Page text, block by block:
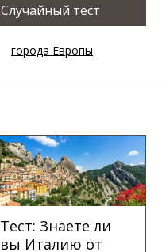
Случайный тест
города Европы
Тест: Знаете ли
вы Италию от